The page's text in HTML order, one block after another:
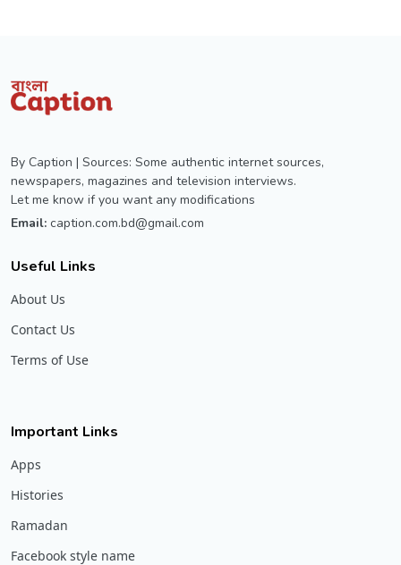
By Caption | Sources: Some authentic internet sources,
newspapers, magazines and television interviews.
Let me know if you want any modifications
Email: caption.com.bd@gmail.com
Useful Links
About Us
Contact Us
Terms of Use
Important Links
Apps
Histories
Ramadan
Facebook style name